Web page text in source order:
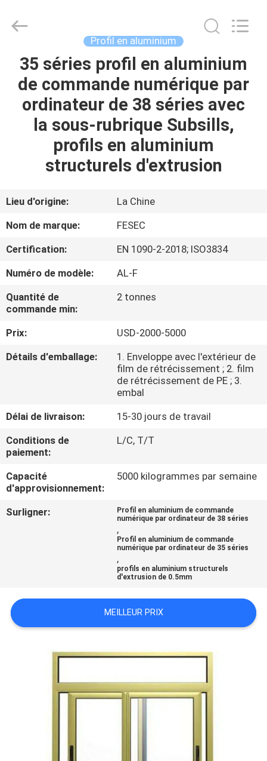
MAISON
PRODUITS
SUJET
NOUS
D'USINE
CONTRÔLE
DE
QUALITÉ
NOUVELLES
CAS
DEMANDEZ
DU
SITE
POLICY
FASEC
Buildings
Reserved.
Profil en aluminium
35 séries profil en aluminium
de commande numérique par
ordinateur de 38 séries avec
la sous-rubrique Subsills,
profils en aluminium
structurels d'extrusion
Lieu d'origine:
La Chine
Nom de marque:
FESEC
Certification:
EN 1090-2-2018; ISO3834
Numéro de modèle:
AL-F
Quantité de
commande min:
2 tonnes
Prix:
USD-2000-5000
Détails d'emballage:
1. Enveloppe avec l'extérieur de
film de rétrécissement ; 2. film
de rétrécissement de PE ; 3.
embal
Délai de livraison:
15-30 jours de travail
Conditions de
paiement:
L/C, T/T
Capacité
d'approvisionnement:
5000 kilogrammes par semaine
Surligner:
Profil en aluminium de commande
numérique par ordinateur de 38 séries
,
Profil en aluminium de commande
numérique par ordinateur de 35 séries
,
profils en aluminium structurels
d'extrusion de 0.5mm
MEILLEUR PRIX